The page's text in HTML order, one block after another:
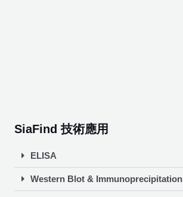
SiaFind 技術應用
ELISA
Western Blot & Immunoprecipitation